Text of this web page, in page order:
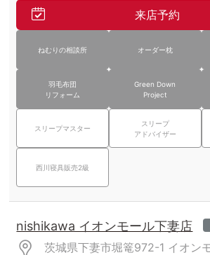
来店予約
ねむりの相談所 オーダー枕
羽毛布団
リフォーム
Green Down
Project
スリープマスター
スリープ
アドバイザー
西川寝具販売2級
nishikawa イオンモール下妻店
茨城県下妻市堀篭972-1 イオン